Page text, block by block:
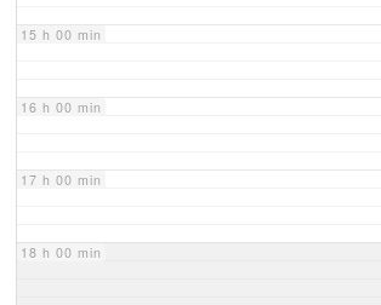
15 h 00 min
16 h 00 min
17 h 00 min
18 h 00 min